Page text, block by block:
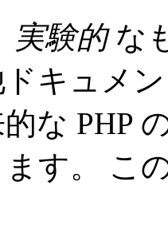
実験的な
キュメ
な PHP
す。 こ